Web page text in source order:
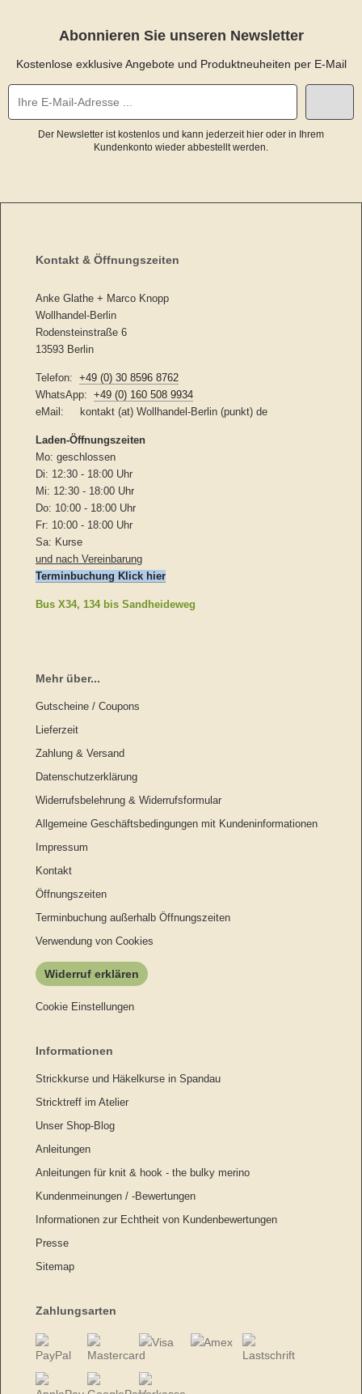
Abonnieren Sie unseren Newsletter
Kostenlose exklusive Angebote und Produktneuheiten per E-Mail
Der Newsletter ist kostenlos und kann jederzeit hier oder in Ihrem
Kundenkonto wieder abbestellt werden.
Kontakt & Öffnungszeiten
Anke Glathe + Marco Knopp
Wollhandel-Berlin
Rodensteinstraße 6
13593 Berlin
Telefon: +49 (0) 30 8596 8762
WhatsApp: +49 (0) 160 508 9934
eMail: kontakt (at) Wollhandel-Berlin (punkt) de
Laden-Öffnungszeiten
Mo: geschlossen
Di: 12:30 - 18:00 Uhr
Mi: 12:30 - 18:00 Uhr
Do: 10:00 - 18:00 Uhr
Fr: 10:00 - 18:00 Uhr
Sa: Kurse
und nach Vereinbarung
Terminbuchung Klick hier
Bus X34, 134 bis Sandheideweg
Mehr über...
Gutscheine / Coupons
Lieferzeit
Zahlung & Versand
Datenschutzerklärung
Widerrufsbelehrung & Widerrufsformular
Allgemeine Geschäftsbedingungen mit Kundeninformationen
Impressum
Kontakt
Öffnungszeiten
Terminbuchung außerhalb Öffnungszeiten
Verwendung von Cookies
Widerruf erklären
Cookie Einstellungen
Informationen
Strickkurse und Häkelkurse in Spandau
Stricktreff im Atelier
Unser Shop-Blog
Anleitungen
Anleitungen für knit & hook - the bulky merino
Kundenmeinungen / -Bewertungen
Informationen zur Echtheit von Kundenbewertungen
Presse
Sitemap
Zahlungsarten